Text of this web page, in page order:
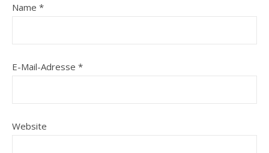
Name *
E-Mail-Adresse *
Website